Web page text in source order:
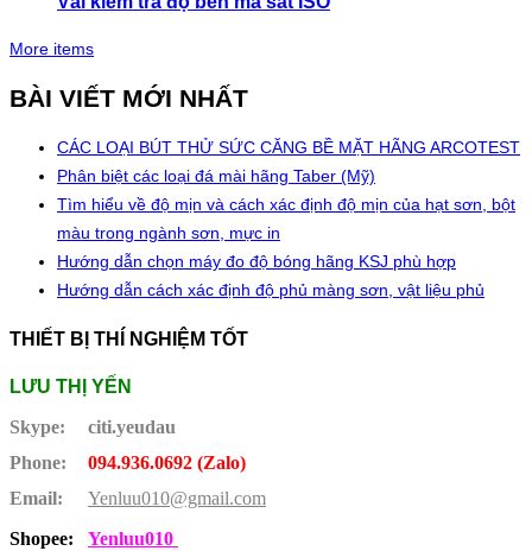
More items
BÀI VIẾT MỚI NHẤT
CÁC LOẠI BÚT THỬ SỨC CĂNG BỀ MẶT HÃNG ARCOTEST
Phân biệt các loại đá mài hãng Taber (Mỹ)
Tìm hiểu về độ mịn và cách xác định độ mịn của hạt sơn, bột
màu trong ngành sơn, mực in
Hướng dẫn chọn máy đo độ bóng hãng KSJ phù hợp
Hướng dẫn cách xác định độ phủ màng sơn, vật liệu phủ
THIẾT BỊ THÍ NGHIỆM TỐT
LƯU THỊ YẾN
Skype:
citi.yeudau
Phone:
094.936.0692 (Zalo)
Email:
Yenluu010@gmail.com
Shopee:
Yenluu010